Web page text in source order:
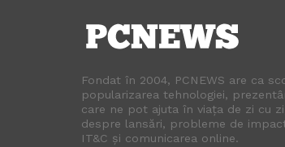
Fondat în 2004, PCNEWS are ca
popularizarea tehnologiei,
care ne pot ajuta în viața de zi cu
despre lansări, probleme de
IT&C și comunicarea online.